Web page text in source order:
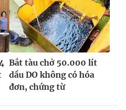
Bắt tàu chở 50.000 lít
dầu DO không có hóa
đơn, chứng từ